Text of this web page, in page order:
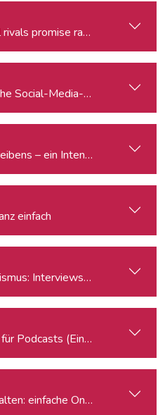
promise radical policy
Social-Media-Recherchen
– ein Intensiv-Workshop
einfach
Interviews &
Podcasts (Einsteiger:innen)
einfache One-Pager für